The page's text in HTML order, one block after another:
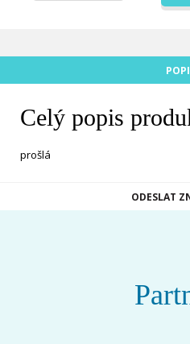
Celý popis
prošlá
ODESLAT